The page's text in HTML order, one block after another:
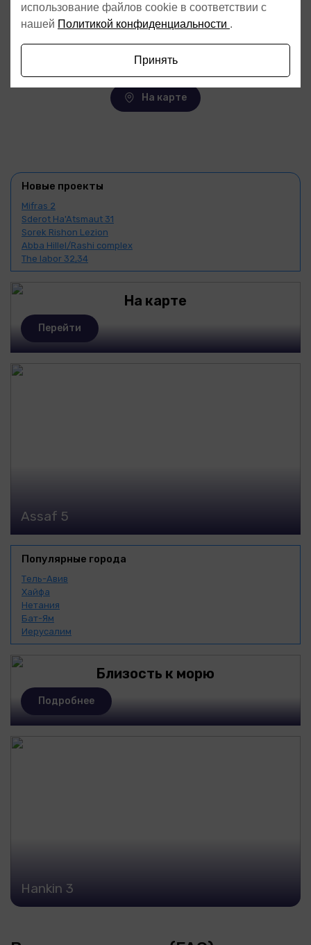
1 2 3 4 ... 69 70
На карте
Новые проекты
Mifras 2
Sderot Ha'Atsmaut 31
Sorek Rishon Lezion
Abba Hillel/Rashi complex
The labor 32,34
На карте
Перейти
Assaf 5
Популярные города
Тель-Авив
Хайфа
Нетания
Бат-Ям
Иерусалим
Близость к морю
Подробнее
Hankin 3
использование файлов cookie в соответствии с
нашей Политикой конфиденциальности .
Принять